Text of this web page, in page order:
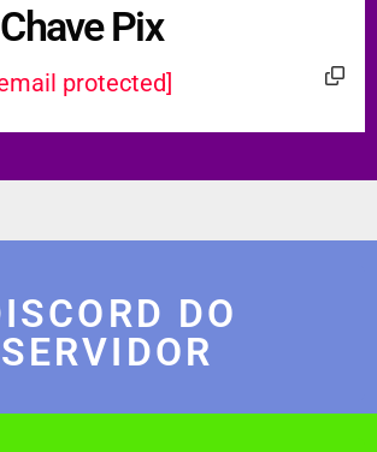
Chave Pix
protected]
DO
SERVIDOR